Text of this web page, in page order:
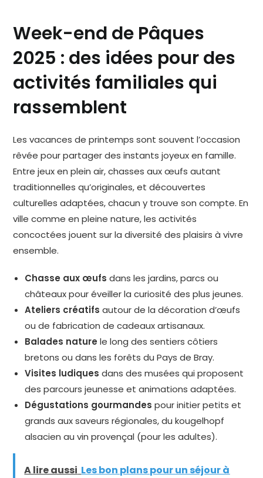
Week-end de Pâques
2025 : des idées pour des
activités familiales qui
rassemblent
Les vacances de printemps sont souvent l’occasion
rêvée pour partager des instants joyeux en famille.
Entre jeux en plein air, chasses aux œufs autant
traditionnelles qu’originales, et découvertes
culturelles adaptées, chacun y trouve son compte. En
ville comme en pleine nature, les activités
concoctées jouent sur la diversité des plaisirs à vivre
ensemble.
Chasse aux œufs dans les jardins, parcs ou
châteaux pour éveiller la curiosité des plus jeunes.
Ateliers créatifs autour de la décoration d’œufs
ou de fabrication de cadeaux artisanaux.
Balades nature le long des sentiers côtiers
bretons ou dans les forêts du Pays de Bray.
Visites ludiques dans des musées qui proposent
des parcours jeunesse et animations adaptées.
Dégustations gourmandes pour initier petits et
grands aux saveurs régionales, du kougelhopf
alsacien au vin provençal (pour les adultes).
A lire aussi Les bon plans pour un séjour à